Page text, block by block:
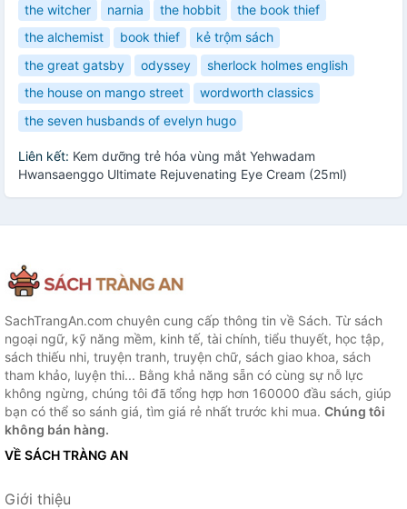
the witcher
narnia the hobbit
the book thief
the alchemist
book thief
kẻ trộm sách
the great gatsby
odyssey
sherlock holmes english
the house on mango street
wordworth classics
the seven husbands of evelyn hugo
Liên kết: Kem dưỡng trẻ hóa vùng mắt Yehwadam
Hwansaenggo Ultimate Rejuvenating Eye Cream (25ml)
SachTrangAn.com chuyên cung cấp thông tin về Sách. Từ sách
ngoại ngữ, kỹ năng mềm, kinh tế, tài chính, tiểu thuyết, học tập,
sách thiếu nhi, truyện tranh, truyện chữ, sách giao khoa, sách
tham khảo, luyện thi... Bằng khả năng sẵn có cùng sự nỗ lực
không ngừng, chúng tôi đã tổng hợp hơn 160000 đầu sách, giúp
bạn có thể so sánh giá, tìm giá rẻ nhất trước khi mua. Chúng tôi
không bán hàng.
VỀ SÁCH TRÀNG AN
Giới thiệu